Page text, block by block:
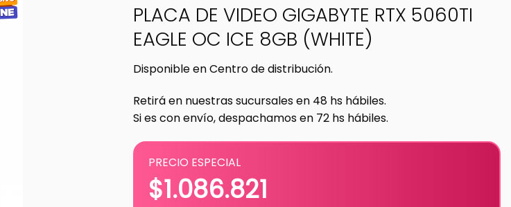
PLACA DE VIDEO GIGABYTE RTX 5060TI
EAGLE OC ICE 8GB (WHITE)
Disponible en Centro de distribución.
Retirá en nuestras sucursales en 48 hs hábiles.
Si es con envío, despachamos en 72 hs hábiles.
PRECIO ESPECIAL
$1.086.821